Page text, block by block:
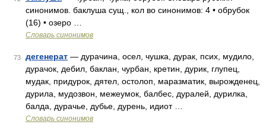
синонимов. баклуша сущ., кол во синонимов: 4 • обрубок
(16) • озеро …
Словарь синонимов
73 дегенерат — дурачина, осел, чушка, дурак, псих, мудило,
дурачок, дебил, баклан, чурбан, кретин, дурик, глупец,
мудак, придурок, дятел, остолоп, маразматик, вырожденец,
дурила, мудозвон, межеумок, балбес, дуралей, дурилка,
балда, дурачье, дубье, дурень, идиот …
Словарь синонимов